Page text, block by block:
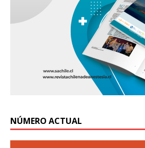
NÚMERO ACTUAL